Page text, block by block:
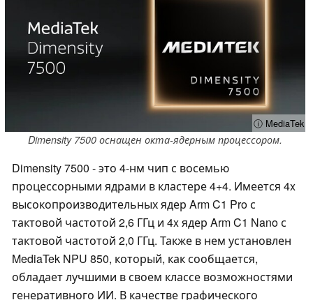
ⓘ MediaTek
Dimensity 7500 оснащен окта-ядерным процессором.
Dimensity 7500 - это 4-нм чип с восемью
процессорными ядрами в кластере 4+4. Имеется 4x
высокопроизводительных ядер Arm C1 Pro с
тактовой частотой 2,6 ГГц и 4x ядер Arm C1 Nano с
тактовой частотой 2,0 ГГц. Также в нем установлен
MediaTek NPU 850, который, как сообщается,
обладает лучшими в своем классе возможностями
генеративного ИИ. В качестве графического